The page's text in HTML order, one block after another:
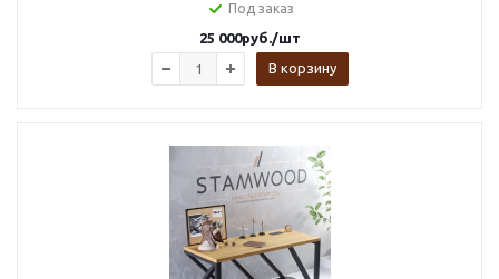
Под заказ
25 000руб./шт
В корзину